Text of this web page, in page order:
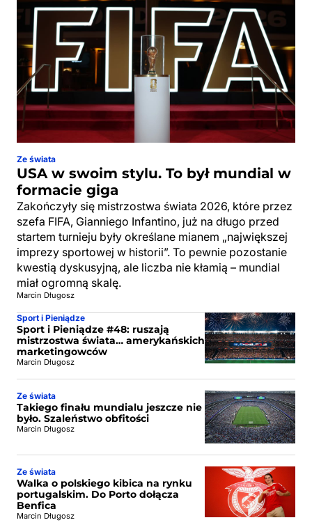
Ze świata
USA w swoim stylu. To był mundial w
formacie giga
Zakończyły się mistrzostwa świata 2026, które przez
szefa FIFA, Gianniego Infantino, już na długo przed
startem turnieju były określane mianem „największej
imprezy sportowej w historii”. To pewnie pozostanie
kwestią dyskusyjną, ale liczba nie kłamią – mundial
miał ogromną skalę.
Marcin Długosz
Sport i Pieniądze
Sport i Pieniądze #48: ruszają
mistrzostwa świata… amerykańskich
marketingowców
Marcin Długosz
Ze świata
Takiego finału mundialu jeszcze nie
było. Szaleństwo obfitości
Marcin Długosz
Ze świata
Walka o polskiego kibica na rynku
portugalskim. Do Porto dołącza
Benfica
Marcin Długosz